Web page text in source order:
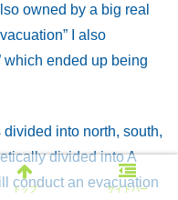
owned by a big real
I also
which ended up being
into north, south,
divided into A
conduct an evacuation
トップ サイドバー